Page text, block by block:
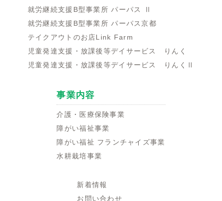
就労継続支援B型事業所 パーパス Ⅱ
就労継続支援B型事業所 パーパス京都
テイクアウトのお店Link Farm
児童発達支援・放課後等デイサービス りんく
児童発達支援・放課後等デイサービス りんくⅡ
事業内容
介護・医療保険事業
障がい福祉事業
障がい福祉 フランチャイズ事業
水耕栽培事業
新着情報
お問い合わせ